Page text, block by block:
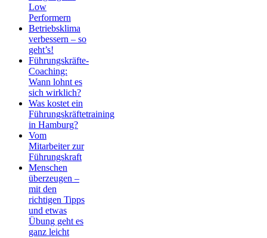
Low
Performern
Betriebsklima
verbessern – so
geht’s!
Führungskräfte-
Coaching:
Wann lohnt es
sich wirklich?
Was kostet ein
Führungskräftetraining
in Hamburg?
Vom
Mitarbeiter zur
Führungskraft
Menschen
überzeugen –
mit den
richtigen Tipps
und etwas
Übung geht es
ganz leicht